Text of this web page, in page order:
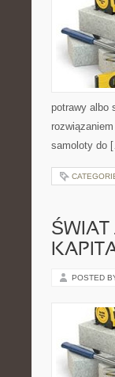
potrawy albo
samoloty do
ŚWIAT
POSTED